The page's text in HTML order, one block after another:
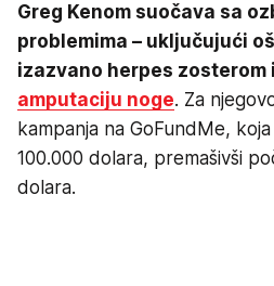
Greg Kenom suočava sa
problemima – uključujući
izazvano herpes zosterom
amputaciju noge. Za
kampanja na GoFundMe,
100.000 dolara, premašivši
dolara.